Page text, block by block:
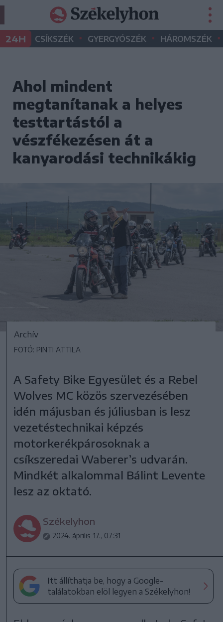
24H CSÍKSZÉK • GYERGYÓSZÉK • HÁROMSZÉK •
Ahol mindent
megtanítanak a helyes
testtartástól a
vészfékezésen át a
kanyarodási technikákig
Archív
FOTÓ: PINTI ATTILA
A Safety Bike Egyesület és a Rebel
Wolves MC közös szervezésében
idén májusban és júliusban is lesz
vezetéstechnikai képzés
motorkerékpárosoknak a
csíkszeredai Waberer’s udvarán.
Mindkét alkalommal Bálint Levente
lesz az oktató.
Székelyhon
2024. április 17., 07:31
Itt állíthatja be, hogy a Google-
találatokban elöl legyen a Székelyhon!